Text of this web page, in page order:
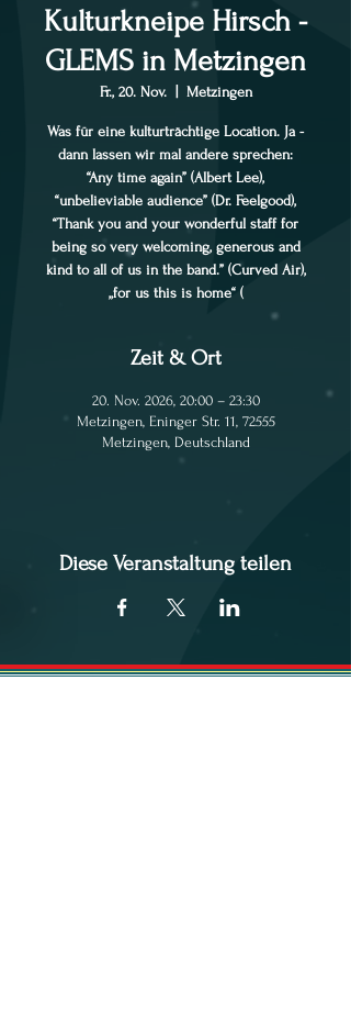
Kulturkneipe Hirsch -
GLEMS in Metzingen
Fr., 20. Nov.
  |
Metzingen
Was für eine kulturträchtige Location. Ja -
dann lassen wir mal andere sprechen:
“Any time again” (Albert Lee),
“unbelieviable audience” (Dr. Feelgood),
“Thank you and your wonderful staff for
being so very welcoming, generous and
kind to all of us in the band.” (Curved Air),
„for us this is home“ (
Zeit & Ort
20. Nov. 2026, 20:00 – 23:30
Metzingen, Eninger Str. 11, 72555
Metzingen, Deutschland
Diese Veranstaltung teilen